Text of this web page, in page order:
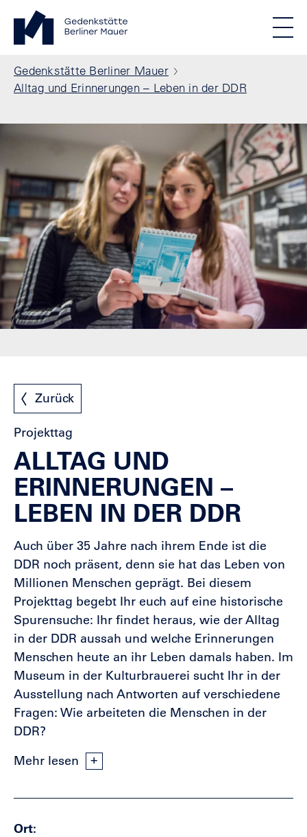
Direkt zum Inhalt
Standortmenu
Show locations
STIFTUNG BERLINER MAUER
Alle Standorte
Gedenkstätte Berliner Mauer Startseite
Pfadnavigation
Gedenkstätte Berliner Mauer
Alltag und Erinnerungen – Leben in der DDR
Zurück
Projekttag
ALLTAG UND
ERINNERUNGEN –
LEBEN IN DER DDR
Auch über 35 Jahre nach ihrem Ende ist die
DDR noch präsent, denn sie hat das Leben von
Millionen Menschen geprägt. Bei diesem
Projekttag begebt Ihr euch auf eine historische
Spurensuche: Ihr findet heraus, wie der Alltag
in der DDR aussah und welche Erinnerungen
Menschen heute an ihr Leben damals haben. Im
Museum in der Kulturbrauerei sucht Ihr in der
Ausstellung nach Antworten auf verschiedene
Fragen: Wie arbeiteten die Menschen in der
DDR?
Mehr lesen
Ort